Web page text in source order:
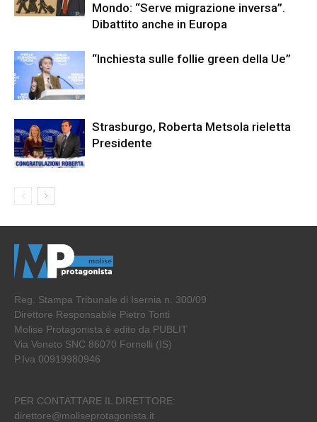
Mondo: “Serve migrazione inversa”.
Dibattito anche in Europa
“Inchiesta sulle follie green della Ue”
Strasburgo, Roberta Metsola rieletta
Presidente
Reg. Stampa Tribunale di Isernia n. 300/09
Direttore Responsabile Pietro Tonti
Molise Protagonista è edito da PUBLIT
Via Veneto SNC 86070 Fornelli (IS)
P.Iva 00919980946
PER CONTATTARE IL DIRETTORE:
direttore@moliseprotagonista.it